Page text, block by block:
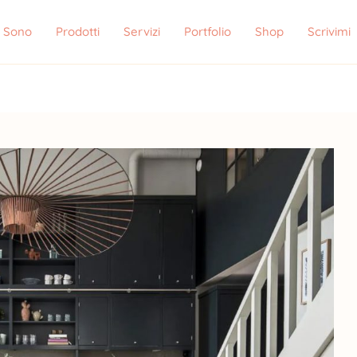
Sono Prodotti Servizi Portfolio Shop Scrivimi